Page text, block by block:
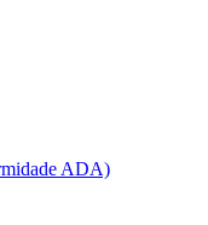
ADA)